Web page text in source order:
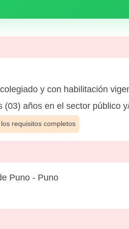
y con habilitación
(03) años en el sector público
requisitos completos
Puno - Puno